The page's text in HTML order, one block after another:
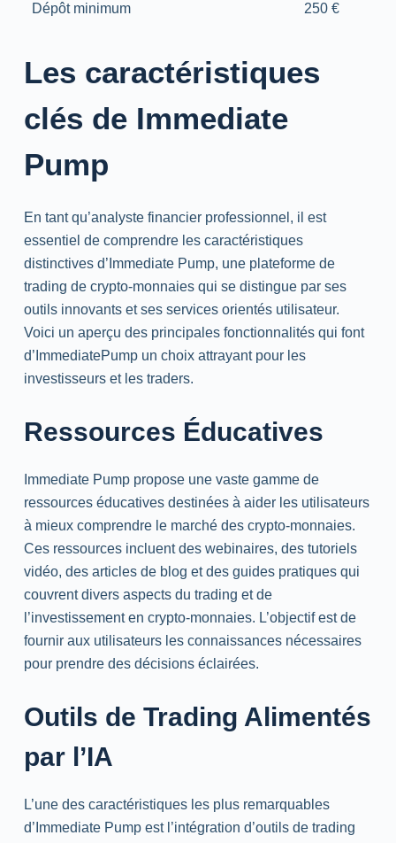
Dépôt minimum 250 €
Les caractéristiques
clés de Immediate
Pump
En tant qu’analyste financier professionnel, il est
essentiel de comprendre les caractéristiques
distinctives d’Immediate Pump, une plateforme de
trading de crypto-monnaies qui se distingue par ses
outils innovants et ses services orientés utilisateur.
Voici un aperçu des principales fonctionnalités qui font
d’ImmediatePump un choix attrayant pour les
investisseurs et les traders.
Ressources Éducatives
Immediate Pump propose une vaste gamme de
ressources éducatives destinées à aider les utilisateurs
à mieux comprendre le marché des crypto-monnaies.
Ces ressources incluent des webinaires, des tutoriels
vidéo, des articles de blog et des guides pratiques qui
couvrent divers aspects du trading et de
l’investissement en crypto-monnaies. L’objectif est de
fournir aux utilisateurs les connaissances nécessaires
pour prendre des décisions éclairées.
Outils de Trading Alimentés
par l’IA
L’une des caractéristiques les plus remarquables
d’Immediate Pump est l’intégration d’outils de trading